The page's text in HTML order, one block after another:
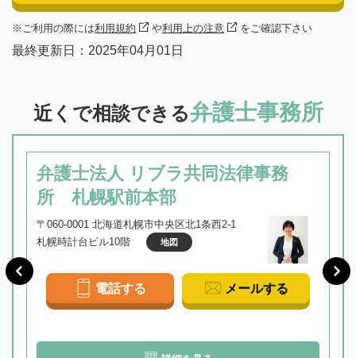
ご利用の際には利用規約 や利用上の注意 をご確認下さい
最終更新日： 2025年04月01日
近くで相談できる弁護士事務所
弁護士法人 リブラ共同法律事務
所 札幌駅前本部
〒060-0001 北海道札幌市中央区北1条西2-1
札幌時計台ビル10階
地図
電話する メールする